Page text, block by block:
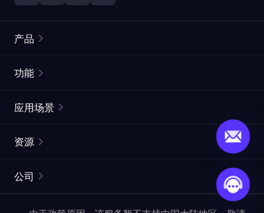
产品
静态住宅代理
网页抓取 API
功能
ISP代理
ProxySite
应用场景
市场研究
资源
常见问题解答
公司